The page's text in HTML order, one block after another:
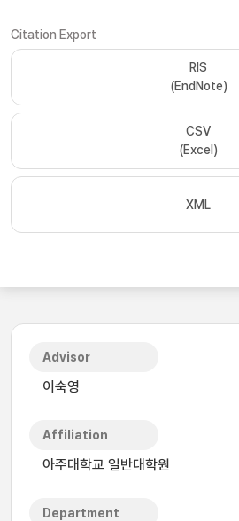
Citation Export
RIS
(EndNote)
CSV
(Excel)
XML
Advisor
이숙영
Affiliation
아주대학교 일반대학원
Department